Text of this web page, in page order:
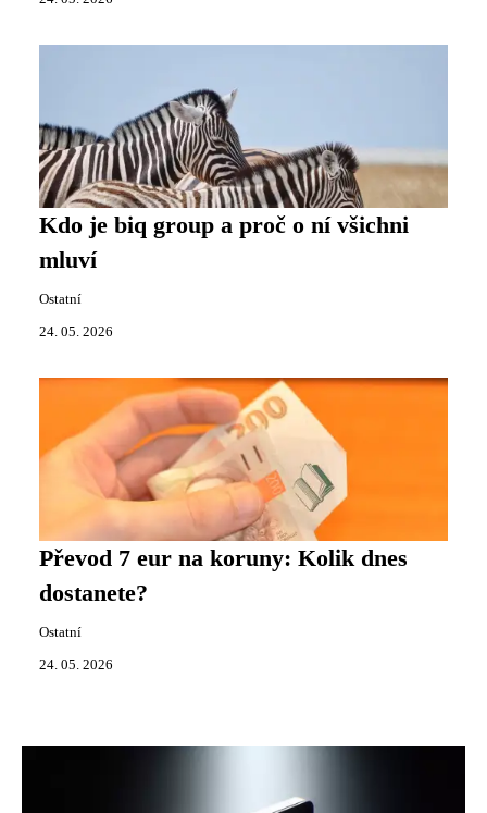
Kdo je biq group a proč o ní všichni
mluví
Ostatní
24. 05. 2026
Převod 7 eur na koruny: Kolik dnes
dostanete?
Ostatní
24. 05. 2026